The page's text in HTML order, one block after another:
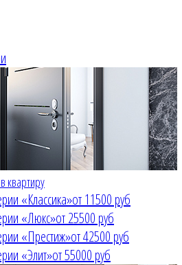
квартиру
«Классика»от 11500 руб
«Люкс»от 25500 руб
«Престиж»от 42500 руб
«Элит»от 55000 руб